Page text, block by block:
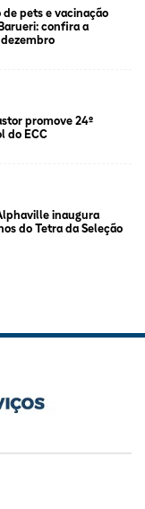
de pets e vacinação
confira a
promove 24º
do ECC
inaugura
do Tetra da Seleção